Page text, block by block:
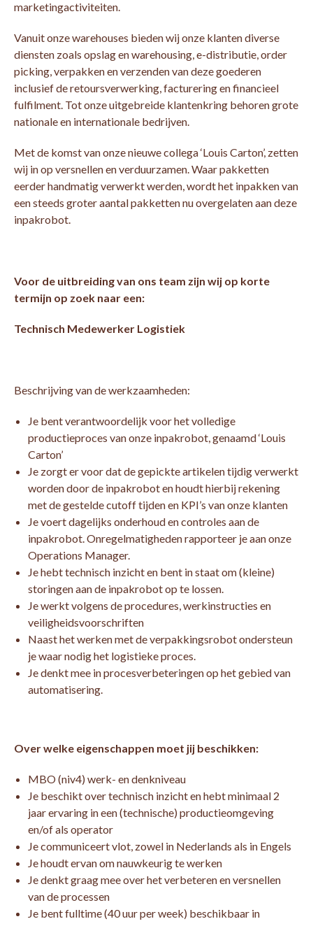
marketingactiviteiten.
Vanuit onze warehouses bieden wij onze klanten diverse
diensten zoals opslag en warehousing, e-distributie, order
picking, verpakken en verzenden van deze goederen
inclusief de retoursverwerking, facturering en financieel
fulfilment. Tot onze uitgebreide klantenkring behoren grote
nationale en internationale bedrijven.
Met de komst van onze nieuwe collega ‘Louis Carton’, zetten
wij in op versnellen en verduurzamen. Waar pakketten
eerder handmatig verwerkt werden, wordt het inpakken van
een steeds groter aantal pakketten nu overgelaten aan deze
inpakrobot.
Voor de uitbreiding van ons team zijn wij op korte
termijn op zoek naar een:
Technisch Medewerker Logistiek
Beschrijving van de werkzaamheden:
Je bent verantwoordelijk voor het volledige
productieproces van onze inpakrobot, genaamd ‘Louis
Carton’
Je zorgt er voor dat de gepickte artikelen tijdig verwerkt
worden door de inpakrobot en houdt hierbij rekening
met de gestelde cutoff tijden en KPI’s van onze klanten
Je voert dagelijks onderhoud en controles aan de
inpakrobot. Onregelmatigheden rapporteer je aan onze
Operations Manager.
Je hebt technisch inzicht en bent in staat om (kleine)
storingen aan de inpakrobot op te lossen.
Je werkt volgens de procedures, werkinstructies en
veiligheidsvoorschriften
Naast het werken met de verpakkingsrobot ondersteun
je waar nodig het logistieke proces.
Je denkt mee in procesverbeteringen op het gebied van
automatisering.
Over welke eigenschappen moet jij beschikken:
MBO (niv4) werk- en denkniveau
Je beschikt over technisch inzicht en hebt minimaal 2
jaar ervaring in een (technische) productieomgeving
en/of als operator
Je communiceert vlot, zowel in Nederlands als in Engels
Je houdt ervan om nauwkeurig te werken
Je denkt graag mee over het verbeteren en versnellen
van de processen
Je bent fulltime (40 uur per week) beschikbaar in